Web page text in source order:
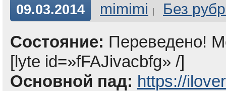
09.03.2014 mimimi Без
Состояние: Переведено!
[lyte id=»fFAJivacbfg» /]
Основной пад: https://